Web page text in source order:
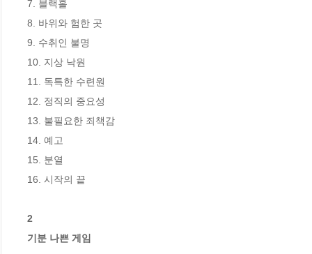
7. 블랙홀
8. 바위와 험한 곳
9. 수취인 불명
10. 지상 낙원
11. 독특한 수련원
12. 정직의 중요성
13. 불필요한 죄책감
14. 예고
15. 분열
16. 시작의 끝
2
기분 나쁜 게임